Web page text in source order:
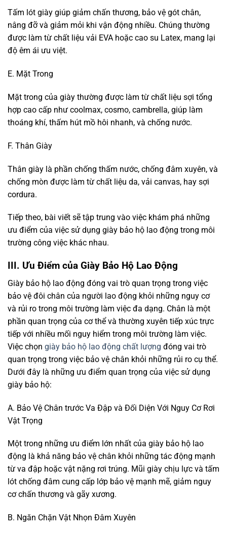
Tấm lót giày giúp giảm chấn thương, bảo vệ gót chân,
nâng đỡ và giảm mỏi khi vận động nhiều. Chúng thường
được làm từ chất liệu vải EVA hoặc cao su Latex, mang lại
độ êm ái ưu việt.
E. Mặt Trong
Mặt trong của giày thường được làm từ chất liệu sợi tổng
hợp cao cấp như coolmax, cosmo, cambrella, giúp làm
thoáng khí, thấm hút mồ hôi nhanh, và chống nước.
F. Thân Giày
Thân giày là phần chống thấm nước, chống đâm xuyên, và
chống mòn được làm từ chất liệu da, vải canvas, hay sợi
cordura.
Tiếp theo, bài viết sẽ tập trung vào việc khám phá những
ưu điểm của việc sử dụng giày bảo hộ lao động trong môi
trường công việc khác nhau.
III. Ưu Điểm của Giày Bảo Hộ Lao Động
Giày bảo hộ lao động đóng vai trò quan trọng trong việc
bảo vệ đôi chân của người lao động khỏi những nguy cơ
và rủi ro trong môi trường làm việc đa dạng. Chân là một
phần quan trọng của cơ thể và thường xuyên tiếp xúc trực
tiếp với nhiều mối nguy hiểm trong môi trường làm việc.
Việc chọn giày bảo hộ lao động chất lượng đóng vai trò
quan trọng trong việc bảo vệ chân khỏi những rủi ro cụ thể.
Dưới đây là những ưu điểm quan trọng của việc sử dụng
giày bảo hộ:
A. Bảo Vệ Chân trước Va Đập và Đối Diện Với Nguy Cơ Rơi
Vật Trọng
Một trong những ưu điểm lớn nhất của giày bảo hộ lao
động là khả năng bảo vệ chân khỏi những tác động mạnh
từ va đập hoặc vật nặng rơi trúng. Mũi giày chịu lực và tấm
lót chống đâm cung cấp lớp bảo vệ mạnh mẽ, giảm nguy
cơ chấn thương và gãy xương.
B. Ngăn Chặn Vật Nhọn Đâm Xuyên